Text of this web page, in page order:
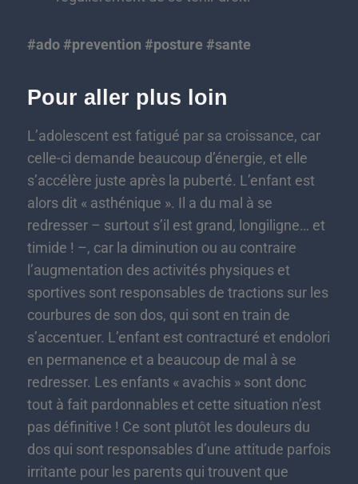
#ado #prevention #posture #sante
Pour aller plus loin
L’adolescent est fatigué par sa croissance, car
celle-ci demande beaucoup d’énergie, et elle
s’accélère juste après la puberté. L’enfant est
alors dit « asthénique ». Il a du mal à se
redresser – surtout s’il est grand, longiligne… et
timide ! –, car la diminution ou au contraire
l’augmentation des activités physiques et
sportives sont responsables de tractions sur les
courbures de son dos, qui sont en train de
s’accentuer. L’enfant est contracturé et endolori
en permanence et a beaucoup de mal à se
redresser. Les enfants « avachis » sont donc
tout à fait pardonnables et cette situation n’est
pas définitive ! Ce sont plutôt les douleurs du
dos qui sont responsables d’une attitude parfois
irritante pour les parents qui trouvent que